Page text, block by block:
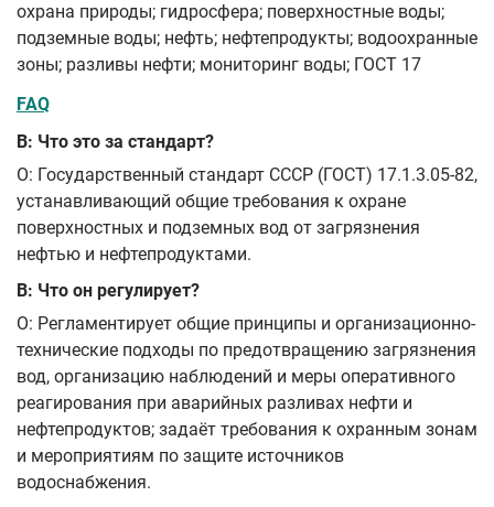
охрана природы; гидросфера; поверхностные воды;
подземные воды; нефть; нефтепродукты; водоохранные
зоны; разливы нефти; мониторинг воды; ГОСТ 17
FAQ
В: Что это за стандарт?
О: Государственный стандарт СССР (ГОСТ) 17.1.3.05-82,
устанавливающий общие требования к охране
поверхностных и подземных вод от загрязнения
нефтью и нефтепродуктами.
В: Что он регулирует?
О: Регламентирует общие принципы и организационно-
технические подходы по предотвращению загрязнения
вод, организацию наблюдений и меры оперативного
реагирования при аварийных разливах нефти и
нефтепродуктов; задаёт требования к охранным зонам
и мероприятиям по защите источников
водоснабжения.